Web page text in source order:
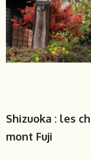
Shizuoka : les
mont Fuji